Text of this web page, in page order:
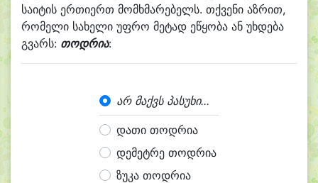
საიტის ერთიერთ მომხმარებელს. თქვენი აზრით,
რომელი სახელი უფრო მეტად ეწყობა ან უხდება
გვარს: თოდრია:
არ მაქვს პასუხი...
დათი თოდრია
დემეტრე თოდრია
ზუკა თოდრია